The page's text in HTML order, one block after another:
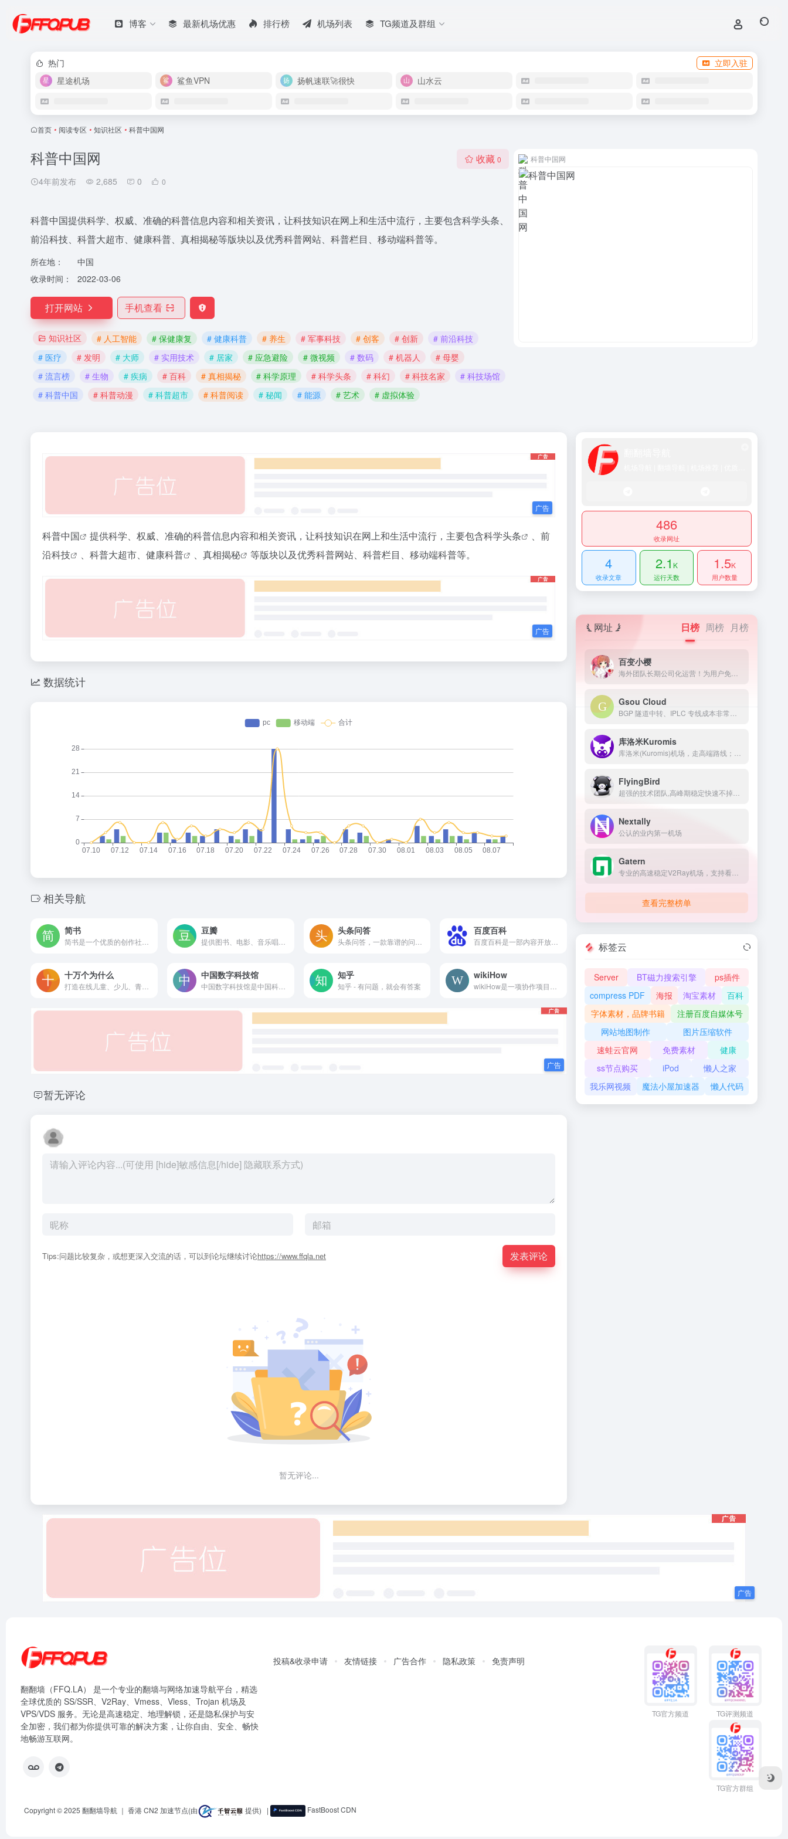
博客 最新机场优惠 排行榜 机场列表 TG频道及群组
热门
立即入驻
星途机场
鲨鱼VPN 扬帆速联🚀很快 山水云
首页 • 阅读专区 • 知识社区 • 科普中国网
科普中国网
4年前发布 2,685 0 0
收藏 0
科普中国提供科学、权威、准确的科普信息内容和相关资讯，让科技知识在网上和生活中流行，主要包含科学头条、
前沿科技、科普大超市、健康科普、真相揭秘等版块以及优秀科普网站、科普栏目、移动端科普等。
所在地：
中国
收录时间：
2022-03-06
打开网站 手机查看
知识社区 # 人工智能 # 保健康复 # 健康科普 # 养生 # 军事科技 # 创客 # 创新
# 前沿科技
# 医疗
# 发明 # 大师 # 实用技术 # 居家 # 应急避险 # 微视频 # 数码 # 机器人
# 母婴
# 流言榜
# 生物 # 疾病 # 百科 # 真相揭秘 # 科学原理 # 科学头条 # 科幻 # 科技名家
# 科技场馆
# 科普中国
# 科普动漫 # 科普超市 # 科普阅读 # 秘闻 # 能源 # 艺术 # 虚拟体验
科普中国网
科普中国 提供科学、权威、准确的科普信息内容和相关资讯，让科技知识在网上和生活中流行，主要包含科学头条 、 前
沿科技
、科普大超市、 健康科普 、 真相揭秘 等版块以及优秀科普网站、科普栏目、移动端科普等。
数据统计
相关导航
简书 豆瓣
提供图书、电影、音乐唱片的推荐、评论和价格比较，以及城市独特的文化生活。
头条问答 百度百科
十万个为什么 中国数字科技馆
中国数字科技馆是中国科协、教育部、中科院共建的一个基于互联网传播的国家级公益性科普服务平台
知乎
知乎 - 有问题，就会有答案
wikiHow
暂无评论
Tips:问题比较复杂，或想更深入交流的话，可以到论坛继续讨论https://www.ffqla.net 发表评论
暂无评论...
486
收录网址
4
收录文章
2.1 K
运行天数
1.5K
用户数量
网址 日榜 周榜 月榜
百变小樱
Gsou Cloud
库洛米Kuromis
FlyingBird
Nextally
公认的业内第一机场
Gatern
查看完整榜单
标签云
Server BT磁力搜索引擎
ps插件
compress PDF
海报 淘宝素材
百科
字体素材，品牌书籍
注册百度自媒体号
网站地图制作
图片压缩软件
速蛙云官网
免费素材
健康
ss节点购买
iPod
懒人之家
我乐网视频
魔法小屋加速器 懒人代码
翻翻墙（FFQ.LA） 是一个专业的翻墙与网络加速导航平台，精选
全球优质的 SS/SSR、V2Ray、Vmess、Vless、Trojan 机场及
VPS/VDS 服务。无论是高速稳定、地理解锁，还是隐私保护与安
全加密，我们都为你提供可靠的解决方案，让你自由、安全、畅快
地畅游互联网。
投稿&收录申请 友情链接 广告合作 隐私政策 免责声明
TG官方频道 TG评测频道
TG官方群组
Copyright © 2025 翻翻墙导航 ｜ 香港 CN2 加速节点(由 提供) | FastBoost CDN